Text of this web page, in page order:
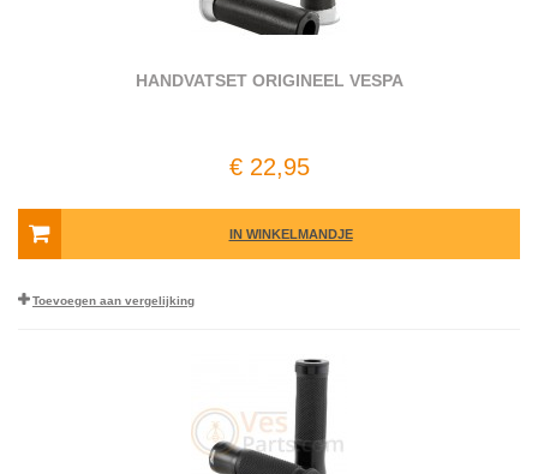
HANDVATSET ORIGINEEL VESPA
€ 22,95
IN WINKELMANDJE
Toevoegen aan vergelijking